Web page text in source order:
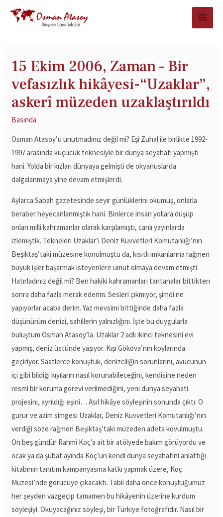
15 Ekim 2006, Zaman – Bir
vefasızlık hikâyesi-“Uzaklar”,
askerî müzeden uzaklaştırıldı
Basında
Osman Atasoy’u unutmadınız değil mi? Eşi Zuhal ile birlikte 1992-
1997 arasında küçücük teknesiyle bir dünya seyahati yapmıştı
hani. Yolda bir kızları dünyaya gelmişti de okyanuslarda
dalgalanmaya yine devam etmişlerdi.
Aylarca Sabah gazetesinde seyir günlüklerini okumuş, onlarla
beraber heyecanlanmıştık hani. Binlerce insan yollara düşüp
onları milli kahramanlar olarak karşılamıştı, canlı yayınlarda
izlemiştik. Tekneleri Uzaklar’ı Deniz Kuvvetleri Komutanlığı’nın
Beşiktaş’taki müzesine konulmuştu da, kısıtlı imkanlarına rağmen
büyük işler başarmak isteyenlere umut olmaya devam etmişti.
Hatırladınız değil mi? Ben hakiki kahramanları tantanalar bittikten
sonra daha fazla merak ederim. Sesleri çıkmıyor, şimdi ne
yapıyorlar acaba derim. Yaz mevsimi bittiğinde daha fazla
düşünürüm denizi, sahillerin yalnızlığını. İşte bu duygularla
buluştum Osman Atasoy’la. Uzaklar 2 adlı ikinci teknesini evi
yapmış, deniz üstünde yaşıyor. Kışı Gökova’nın koylarında
geçiriyor. Saatlerce konuştuk, denizciliğin sorunlarını, avucunun
içi gibi bildiği kıyıların nasıl korunabileceğini, kendisine neden
resmi bir koruma görevi verilmediğini, yeni dünya seyahati
projesini, ayrıldığı eşini… Asıl hikâye söyleşinin sonunda çıktı. O
gurur ve azim simgesi Uzaklar, Deniz Kuvvetleri Komutanlığı’nın
verdiği söze rağmen Beşiktaş’taki müzeden adeta kovulmuştu.
On beş gündür Rahmi Koç’a ait bir atölyede bakım görüyordu ve
ocak ya da şubat ayında Koç’un kendi dünya seyahatini anlattığı
kitabının tanıtım kampanyasına katkı yapmak üzere, Koç
Müzesi’nde görücüye çıkacaktı. Tabii daha önce konuştuğumuz
her şeyden vazgeçip tamamen bu hikâyenin üzerine kurdum
söyleşiyi. Okuyacağınız söyleşi, bir Türkiye fotoğrafıdır. Nasıl bir